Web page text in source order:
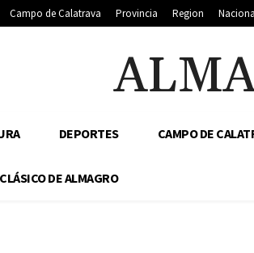
Campo de Calatrava Provincia Region
DEPORTES CAMPO DE
DE ALMAGRO